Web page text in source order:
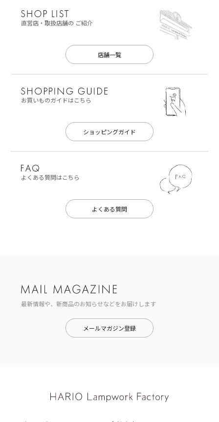
直営店・取扱店舗の ご紹介
店舗一覧
お買いものガイドはこちら
ショッピングガイド
よくある質問はこちら
よくある質問
最新情報や、新商品のお知らせなどをお届けします
メールマガジン登録